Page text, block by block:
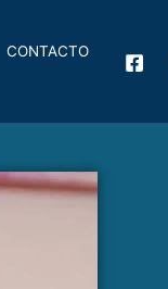
CONTACTO